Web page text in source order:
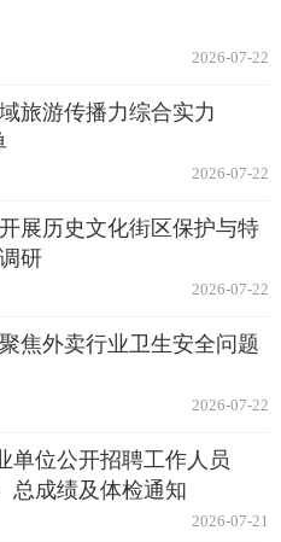
2026-07-22
旅游传播力综合实力
2026-07-22
展历史文化街区保护与特
研
2026-07-22
焦外卖行业卫生安全问题
2026-07-22
单位公开招聘工作人员
总成绩及体检通知
2026-07-21